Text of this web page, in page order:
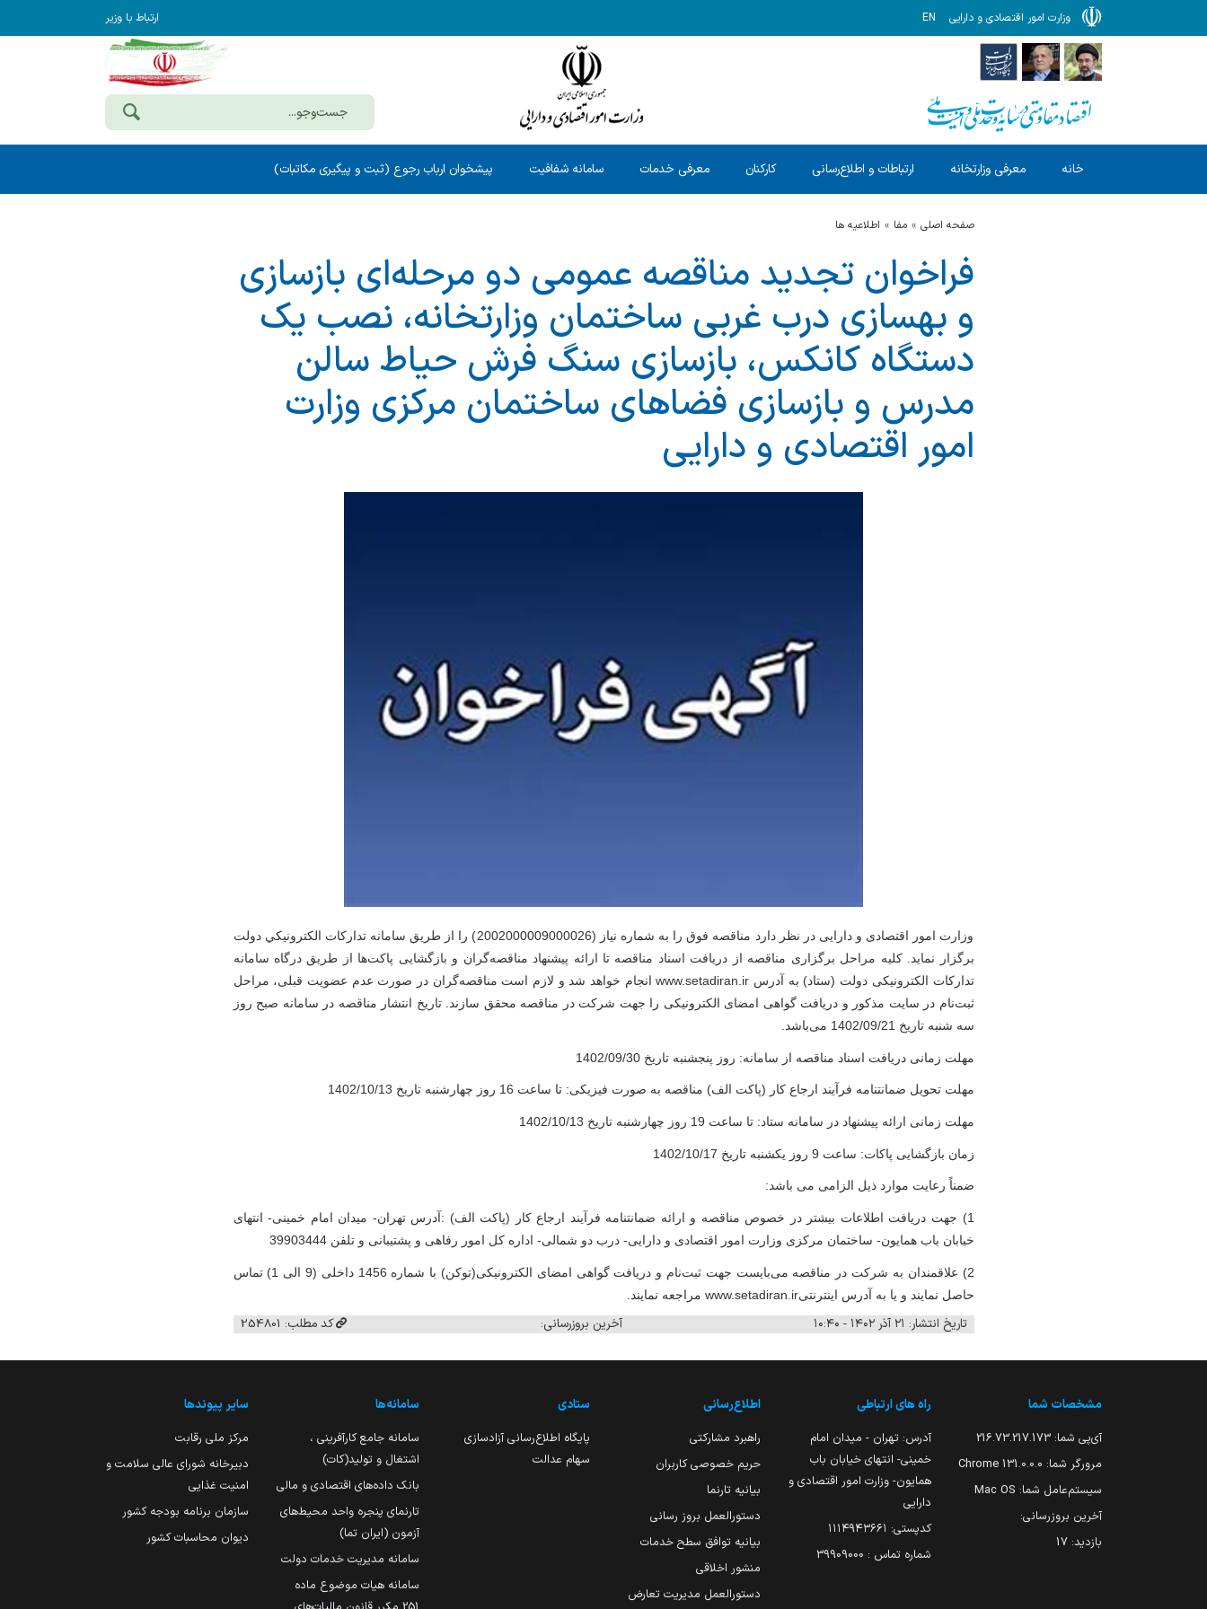
وزارت امور اقتصادی و دارایی EN ارتباط با وزیر
خانه معرفی وزارتخانه ارتباطات و اطلاع‌رسانی کارکنان معرفی خدمات سامانه شفافیت پیشخوان ارباب رجوع (ثبت و پیگیری مکاتبات)
صفحه اصلی مفا اطلاعیه ها
فراخوان تجدید مناقصه عمومی دو مرحله‌ای بازسازی
و بهسازی درب غربی ساختمان وزارتخانه، نصب یك
دستگاه كانكس، بازسازی سنگ فرش حیاط سالن
مدرس و بازسازی فضاهای ساختمان مركزی وزارت
امور اقتصادی و دارایی
وزارت امور اقتصادی و دارایی در نظر دارد مناقصه فوق را به شماره نیاز (2002000009000026) را از طريق سامانه تداركات الكترونيكي دولت
برگزار نمايد. کلیه مراحل برگزاری مناقصه از دریافت اسناد مناقصه تا ارائه پیشنهاد مناقصه‌گران و بازگشایی پاکت‌ها از طریق درگاه سامانه
تدارکات الکترونیکی دولت (ستاد) به آدرس
انجام خواهد شد و لازم است مناقصه‌گران در صورت عدم عضویت قبلی، مراحل
ثبت‌نام در سایت مذکور و دریافت گواهی امضای الکترونیکی را جهت شرکت در مناقصه محقق سازند. تاريخ انتشار مناقصه در سامانه صبح روز
سه شنبه تاریخ 1402/09/21 می‌باشد
مهلت زمانی دریافت اسناد مناقصه از سامانه: روز پنجشنبه تاریخ 1402/09/30
مهلت تحویل ضمانتنامه فرآیند ارجاع کار (پاکت الف) مناقصه به صورت فیزیکی: تا ساعت 16 روز چهارشنبه تاریخ 1402/10/13
مهلت زمانی ارائه پیشنهاد در سامانه ستاد: تا ساعت 19 روز چهارشنبه تاریخ 1402/10/13
زمان بازگشایی پاکات: ساعت 9 روز یکشنبه تاریخ 1402/10/17
ضمناً رعایت موارد ذیل الزامی می باشد:
1)
جهت دریافت اطلاعات بیشتر در خصوص مناقصه و ارائه ضمانتنامه فرآیند ارجاع کار (پاکت الف)‌ :آدرس تهران- میدان امام خمینی- انتهای
خیابان باب همایون- ساختمان مرکزی وزارت امور اقتصادی و دارایی- درب دو شمالی- اداره کل امور رفاهی و پشتیبانی و تلفن 39903444
2)
علاقمندان به شرکت در مناقصه می‌بایست جهت ثبت‌نام و دریافت گواهی امضای الکترونیکی(توکن) با شماره 1456 داخلی (9 الی 1) تماس
حاصل نمایند و یا به آدرس اینترنتیwww.setadiran.ir مراجعه نمایند
تاریخ انتشار: ۲۱ آذر ۱۴۰۲ - ۱۰:۴۰ آخرین بروزرسانی: کد مطلب: 254801
مشخصات شما
آی‌پی شما: 216.73.217.173
مرورگر شما: 131.0.0.0 Chrome
سیستم‌عامل شما: Mac OS
آخرین بروزرسانی:
بازدید: 17
راه های ارتباطی
آدرس: تهران - میدان امام
خمینی- انتهای خیابان باب
همایون- وزارت امور اقتصادی و
دارایی
کدپستی: ۱۱۱۴۹۴۳۶۶۱
شماره تماس : 39909000
اطلاع‌رسانی
راهبرد مشارکتی
حریم خصوصی کاربران
بیانیه تارنما
دستورالعمل بروز رسانی
بیانیه توافق سطح خدمات
منشور اخلاقی
دستورالعمل مدیریت تعارض
ستادی
پایگاه اطلاع‌رسانی آزادسازی
سهام عدالت
سامانه‌ها
سامانه جامع کارآفرینی ،
اشتغال و تولید(کات)
بانک داده‌های اقتصادی و مالی
تارنمای پنجره واحد محیط‌های
آزمون (ایران تما)
سامانه مدیریت خدمات دولت
سامانه هیات موضوع ماده
سایر پیوندها
مرکز ملی رقابت
دبیرخانه شورای عالی سلامت و
امنیت غذایی
سازمان برنامه بودجه کشور
دیوان محاسبات کشور